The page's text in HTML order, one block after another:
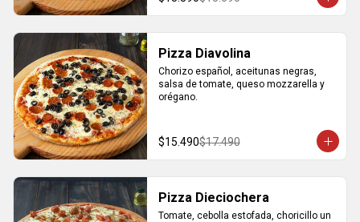
Pizza Diavolina
Chorizo español, aceitunas negras,
salsa de tomate, queso mozzarella y
orégano.
$15.490$17.490
Pizza Dieciochera
Tomate, cebolla estofada, choricillo un